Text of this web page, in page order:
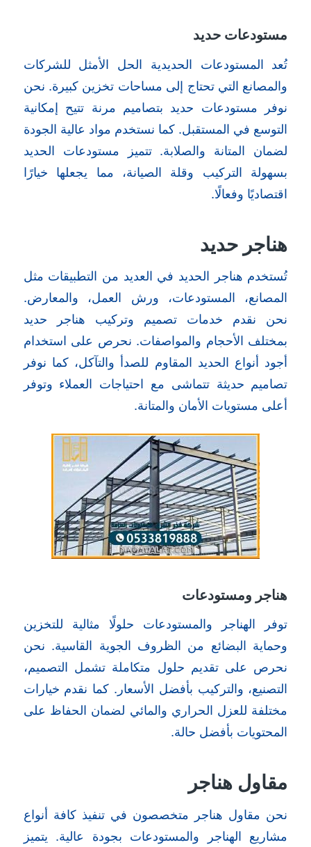
مستودعات حديد
تُعد المستودعات الحديدية الحل الأمثل للشركات
والمصانع التي تحتاج إلى مساحات تخزين كبيرة. نحن
نوفر مستودعات حديد بتصاميم مرنة تتيح إمكانية
التوسع في المستقبل. كما نستخدم مواد عالية الجودة
لضمان المتانة والصلابة. تتميز مستودعات الحديد
بسهولة التركيب وقلة الصيانة، مما يجعلها خيارًا
اقتصاديًا وفعالًا.
هناجر حديد
تُستخدم هناجر الحديد في العديد من التطبيقات مثل
المصانع، المستودعات، ورش العمل، والمعارض.
نحن نقدم خدمات تصميم وتركيب هناجر حديد
بمختلف الأحجام والمواصفات. نحرص على استخدام
أجود أنواع الحديد المقاوم للصدأ والتآكل، كما نوفر
تصاميم حديثة تتماشى مع احتياجات العملاء وتوفر
أعلى مستويات الأمان والمتانة.
هناجر ومستودعات
توفر الهناجر والمستودعات حلولًا مثالية للتخزين
وحماية البضائع من الظروف الجوية القاسية. نحن
نحرص على تقديم حلول متكاملة تشمل التصميم،
التصنيع، والتركيب بأفضل الأسعار. كما نقدم خيارات
مختلفة للعزل الحراري والمائي لضمان الحفاظ على
المحتويات بأفضل حالة.
مقاول هناجر
نحن مقاول هناجر متخصصون في تنفيذ كافة أنواع
مشاريع الهناجر والمستودعات بجودة عالية. يتميز